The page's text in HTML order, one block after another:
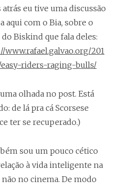
atrás eu tive uma discussão
aqui com o Bia, sobre o
Biskind que fala deles:
www.rafael.galvao.org/201
easy-riders-raging-bulls/
olhada no post. Está
de lá pra cá Scorsese
ter se recuperado.)
sou um pouco cético
à vida inteligente na
não no cinema. De modo